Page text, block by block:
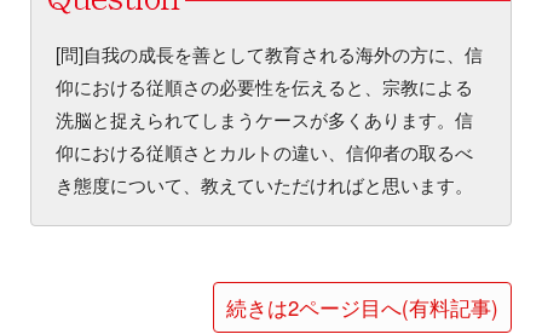
[問]自我の成長を善として教育される海外の方に、信
仰における従順さの必要性を伝えると、宗教による
洗脳と捉えられてしまうケースが多くあります。信
仰における従順さとカルトの違い、信仰者の取るべ
き態度について、教えていただければと思います。
続きは2ページ目へ(有料記事)